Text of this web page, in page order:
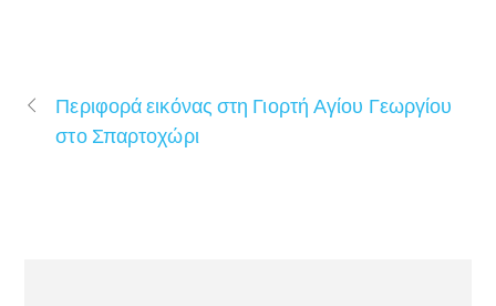
Περιφορά εικόνας στη Γιορτή Αγίου Γεωργίου
στο Σπαρτοχώρι